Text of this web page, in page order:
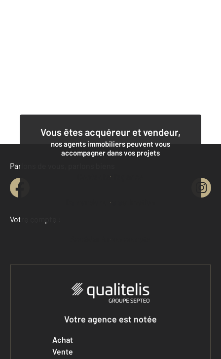
Vous êtes acquéreur et vendeur,
nos agents immobiliers peuvent vous
accompagner dans vos projets
Contacter l'agence
Demander une estimation
Parlons de vous, parlons biens
Votre compte :
Accéder à mon compte
Votre agence est notée
Achat
Vente